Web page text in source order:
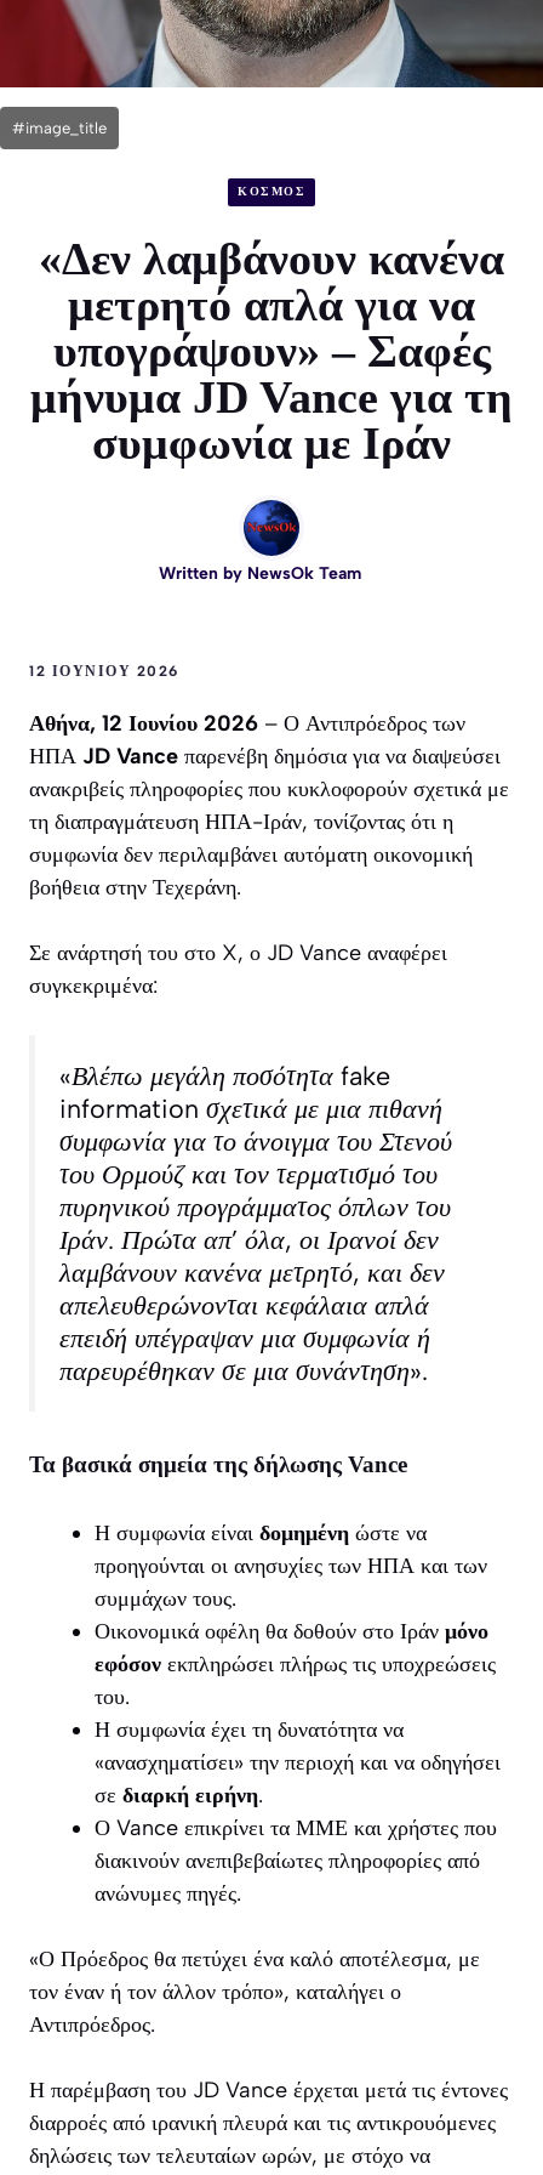
#image_title
ΚΟΣΜΟΣ
«Δεν λαμβάνουν κανένα
μετρητό απλά για να
υπογράψουν» – Σαφές
μήνυμα JD Vance για τη
συμφωνία με Ιράν
Written by NewsOk Team
12 ΙΟΥΝΊΟΥ 2026
Αθήνα, 12 Ιουνίου 2026 – Ο Αντιπρόεδρος των
ΗΠΑ JD Vance παρενέβη δημόσια για να διαψεύσει
ανακριβείς πληροφορίες που κυκλοφορούν σχετικά με
τη διαπραγμάτευση ΗΠΑ-Ιράν, τονίζοντας ότι η
συμφωνία δεν περιλαμβάνει αυτόματη οικονομική
βοήθεια στην Τεχεράνη.
Σε ανάρτησή του στο X, ο JD Vance αναφέρει
συγκεκριμένα:
«Βλέπω μεγάλη ποσότητα fake
information σχετικά με μια πιθανή
συμφωνία για το άνοιγμα του Στενού
του Ορμούζ και τον τερματισμό του
πυρηνικού προγράμματος όπλων του
Ιράν. Πρώτα απ’ όλα, οι Ιρανοί δεν
λαμβάνουν κανένα μετρητό, και δεν
απελευθερώνονται κεφάλαια απλά
επειδή υπέγραψαν μια συμφωνία ή
παρευρέθηκαν σε μια συνάντηση».
Τα βασικά σημεία της δήλωσης Vance
Η συμφωνία είναι δομημένη ώστε να
προηγούνται οι ανησυχίες των ΗΠΑ και των
συμμάχων τους.
Οικονομικά οφέλη θα δοθούν στο Ιράν μόνο
εφόσον εκπληρώσει πλήρως τις υποχρεώσεις
του.
Η συμφωνία έχει τη δυνατότητα να
«ανασχηματίσει» την περιοχή και να οδηγήσει
σε διαρκή ειρήνη.
Ο Vance επικρίνει τα ΜΜΕ και χρήστες που
διακινούν ανεπιβεβαίωτες πληροφορίες από
ανώνυμες πηγές.
«Ο Πρόεδρος θα πετύχει ένα καλό αποτέλεσμα, με
τον έναν ή τον άλλον τρόπο», καταλήγει ο
Αντιπρόεδρος.
Η παρέμβαση του JD Vance έρχεται μετά τις έντονες
διαρροές από ιρανική πλευρά και τις αντικρουόμενες
δηλώσεις των τελευταίων ωρών, με στόχο να